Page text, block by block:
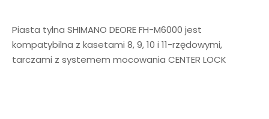
Piasta tylna SHIMANO DEORE FH-M6000 jest
kompatybilna z kasetami 8, 9, 10 i 11-rzędowymi,
tarczami z systemem mocowania CENTER LOCK